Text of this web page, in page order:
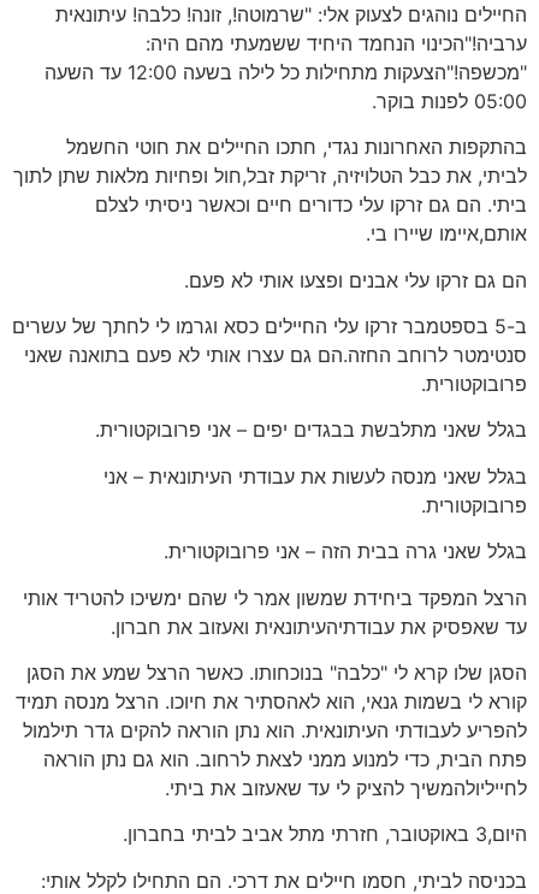
החיילים נוהגים לצעוק אלי: "שרמוטה!, זונה! כלבה! עיתונאית
ערביה!"הכינוי הנחמד היחיד ששמעתי מהם היה:
"מכשפה!"הצעקות מתחילות כל לילה בשעה 12:00 עד השעה
05:00 לפנות בוקר.
בהתקפות האחרונות נגדי, חתכו החיילים את חוטי החשמל
לביתי, את כבל הטלויזיה, זריקת זבל,חול ופחיות מלאות שתן לתוך
ביתי. הם גם זרקו עלי כדורים חיים וכאשר ניסיתי לצלם
אותם,איימו שיירו בי.
הם גם זרקו עלי אבנים ופצעו אותי לא פעם.
ב-5 בספטמבר זרקו עלי החיילים כסא וגרמו לי לחתך של עשרים
סנטימטר לרוחב החזה.הם גם עצרו אותי לא פעם בתואנה שאני
פרובוקטורית.
בגלל שאני מתלבשת בבגדים יפים – אני פרובוקטורית.
בגלל שאני מנסה לעשות את עבודתי העיתונאית – אני
פרובוקטורית.
בגלל שאני גרה בבית הזה – אני פרובוקטורית.
הרצל המפקד ביחידת שמשון אמר לי שהם ימשיכו להטריד אותי
עד שאפסיק את עבודתיהעיתונאית ואעזוב את חברון.
הסגן שלו קרא לי "כלבה" בנוכחותו. כאשר הרצל שמע את הסגן
קורא לי בשמות גנאי, הוא לאהסתיר את חיוכו. הרצל מנסה תמיד
להפריע לעבודתי העיתונאית. הוא נתן הוראה להקים גדר תילמול
פתח הבית, כדי למנוע ממני לצאת לרחוב. הוא גם נתן הוראה
לחייליולהמשיך להציק לי עד שאעזוב את ביתי.
היום,3 באוקטובר, חזרתי מתל אביב לביתי בחברון.
בכניסה לביתי, חסמו חיילים את דרכי. הם התחילו לקלל אותי: